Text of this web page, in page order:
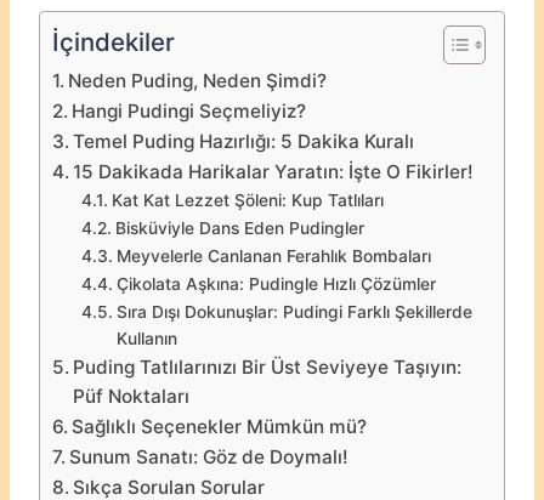
İçindekiler
Neden Puding, Neden Şimdi?
Hangi Pudingi Seçmeliyiz?
Temel Puding Hazırlığı: 5 Dakika Kuralı
15 Dakikada Harikalar Yaratın: İşte O Fikirler!
Kat Kat Lezzet Şöleni: Kup Tatlıları
Bisküviyle Dans Eden Pudingler
Meyvelerle Canlanan Ferahlık Bombaları
Çikolata Aşkına: Pudingle Hızlı Çözümler
Sıra Dışı Dokunuşlar: Pudingi Farklı Şekillerde
Kullanın
Puding Tatlılarınızı Bir Üst Seviyeye Taşıyın:
Püf Noktaları
Sağlıklı Seçenekler Mümkün mü?
Sunum Sanatı: Göz de Doymalı!
Sıkça Sorulan Sorular